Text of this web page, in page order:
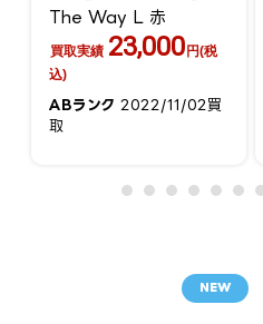
The Way L 赤
買取実績 23,000円(税
込)
ABランク 2022/11/02買
取
NEW